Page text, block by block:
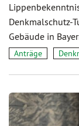
Denkmalschutz-
Gebäude in
Anträge